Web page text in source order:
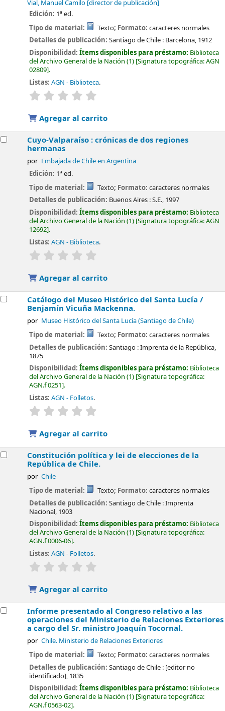
Vial, Manuel Camilo [director de publicación]
Edición: 1ª ed.
Tipo de material:
Texto; Formato: caracteres normales
Detalles de publicación:Santiago de Chile : Barcelona, 1912
Disponibilidad:Ítems disponibles para préstamo: Biblioteca
del Archivo General de la Nación (1) Signatura topográfica:AGN
02809 .
Listas: AGN - Biblioteca.
valoración
Agregar al carrito
Cuyo-Valparaíso : crónicas de dos regiones
hermanas
por Embajada de Chile en Argentina
Edición: 1ª ed.
Tipo de material:
Texto; Formato: caracteres normales
Detalles de publicación: Buenos Aires :S.E., 1997
Disponibilidad:Ítems disponibles para préstamo: Biblioteca
del Archivo General de la Nación (1) Signatura topográfica:AGN
12692 .
Listas: AGN - Biblioteca.
valoración
Agregar al carrito
Catálogo del Museo Histórico del Santa Lucía /
Benjamín Vicuña Mackenna.
por Museo Histórico del Santa Lucía (Santiago de Chile)
Tipo de material: Texto; Formato: caracteres normales
Detalles de publicación:Santiago :Imprenta de la República,
1875
Disponibilidad:Ítems disponibles para préstamo: Biblioteca
del Archivo General de la Nación (1) Signatura topográfica:
AGN.f 0251 .
Listas: AGN - Folletos.
valoración
Agregar al carrito
Constitución política y lei de elecciones de la
República de Chile.
por Chile
Tipo de material: Texto; Formato: caracteres normales
Detalles de publicación:Santiago de Chile :Imprenta
Nacional, 1903
Disponibilidad:Ítems disponibles para préstamo: Biblioteca
del Archivo General de la Nación (1) Signatura topográfica:
AGN.f 0006-06 .
Listas: AGN - Folletos.
valoración
Agregar al carrito
Informe presentado al Congreso relativo a las
operaciones del Ministerio de Relaciones Exteriores
a cargo del Sr. ministro Joaquín Tocornal.
por Chile. Ministerio de Relaciones Exteriores
Tipo de material: Texto; Formato: caracteres normales
Detalles de publicación:Santiago de Chile : [editor no
identificado], 1835
Disponibilidad:Ítems disponibles para préstamo: Biblioteca
del Archivo General de la Nación (1) Signatura topográfica:
AGN.f 0563-02 .